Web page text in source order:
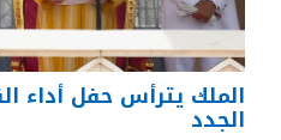
الملك يترأس حفل أداء
الجدد